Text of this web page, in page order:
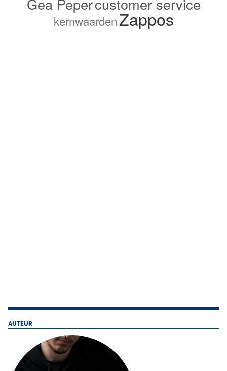
Gea Pepercustomer service
kernwaardenZappos
AUTEUR